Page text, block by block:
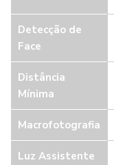
Detecção de
Face
Distância
Mínima
Macrofotografia
Luz Assistente